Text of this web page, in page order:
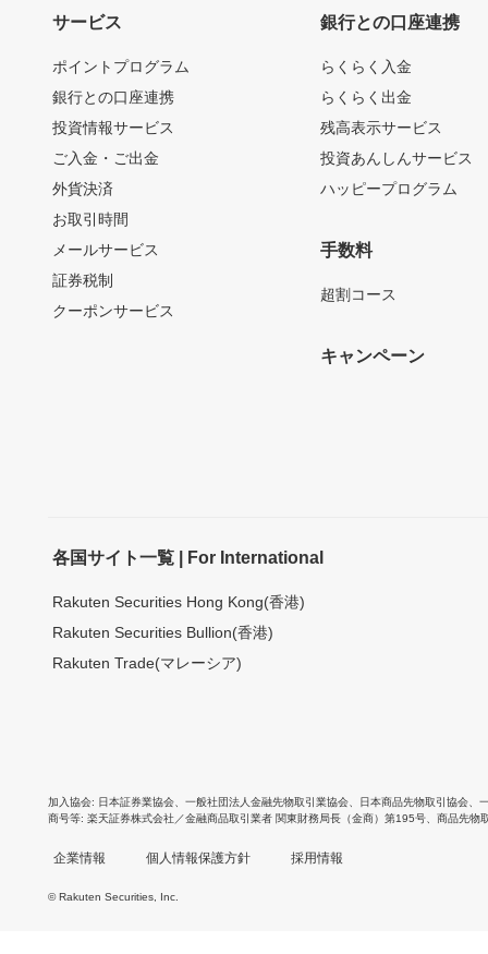
サービス
ポイントプログラム
銀行との口座連携
投資情報サービス
ご入金・ご出金
外貨決済
お取引時間
メールサービス
証券税制
クーポンサービス
銀行との口座連携
らくらく入金
らくらく出金
残高表示サービス
投資あんしんサービス
ハッピープログラム
手数料
超割コース
キャンペーン
各国サイト一覧 | For International
Rakuten Securities Hong Kong(香港)
Rakuten Securities Bullion(香港)
Rakuten Trade(マレーシア)
加入協会 日本証券業協会 一般社団法人金融先物取引業協会 日本商品先物取引協会
商号等 楽天証券株式会社／金融商品取引業者 関東財務局長（金商）第195号、商品先物
企業情報 個人情報保護方針 採用情報
© Rakuten Securities, Inc.